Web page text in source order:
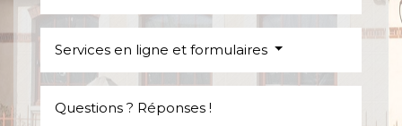
Services en ligne et formulaires
Questions ? Réponses !